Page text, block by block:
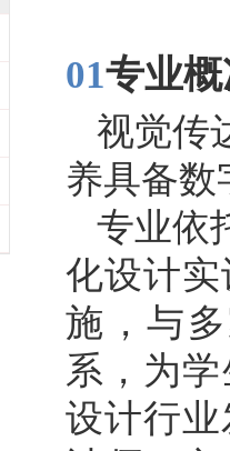
01专业
视觉传
养具备数
专业依
化设计
施，与
系，为
设计行